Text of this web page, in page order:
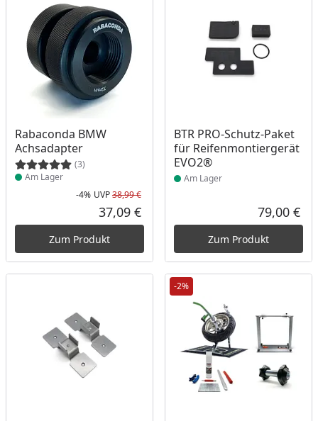
Rabaconda BMW
Achsadapter
(3)
Produkt am Lager
Am Lager
Rabatt in Prozent
-4%
Ursprünglicher Preis
UVP38,99 €
Aktueller Preis
37,09 €
Zum Produkt
BTR PRO-Schutz-Paket
für Reifenmontiergerät
EVO2®
Produkt am Lager
Am Lager
79,00 €
Zum Produkt
-2%